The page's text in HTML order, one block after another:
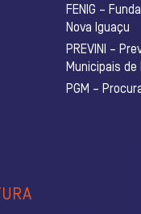
FENIG –
Nova Iguaçu
PREVINI –
Municipais de
PGM –